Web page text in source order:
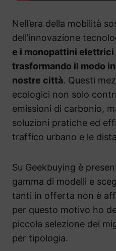
Nell’era della mobilità
dell’innovazione
e i monopattini elettrici
trasformando il modo
nostre città. Questi
ecologici non solo
emissioni di carbonio,
soluzioni pratiche ed
traffico urbano e le
Su Geekbuying è
gamma di modelli e
tanti in offerta non è
per questo motivo ho
piccola selezione dei
per tipologia.